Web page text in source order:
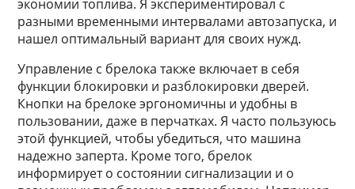
экономии топлива. Я экспериментировал с
разными временными интервалами автозапуска, и
нашел оптимальный вариант для своих нужд.
Управление с брелока также включает в себя
функции блокировки и разблокировки дверей.
Кнопки на брелоке эргономичны и удобны в
пользовании, даже в перчатках. Я часто пользуюсь
этой функцией, чтобы убедиться, что машина
надежно заперта. Кроме того, брелок
информирует о состоянии сигнализации и о